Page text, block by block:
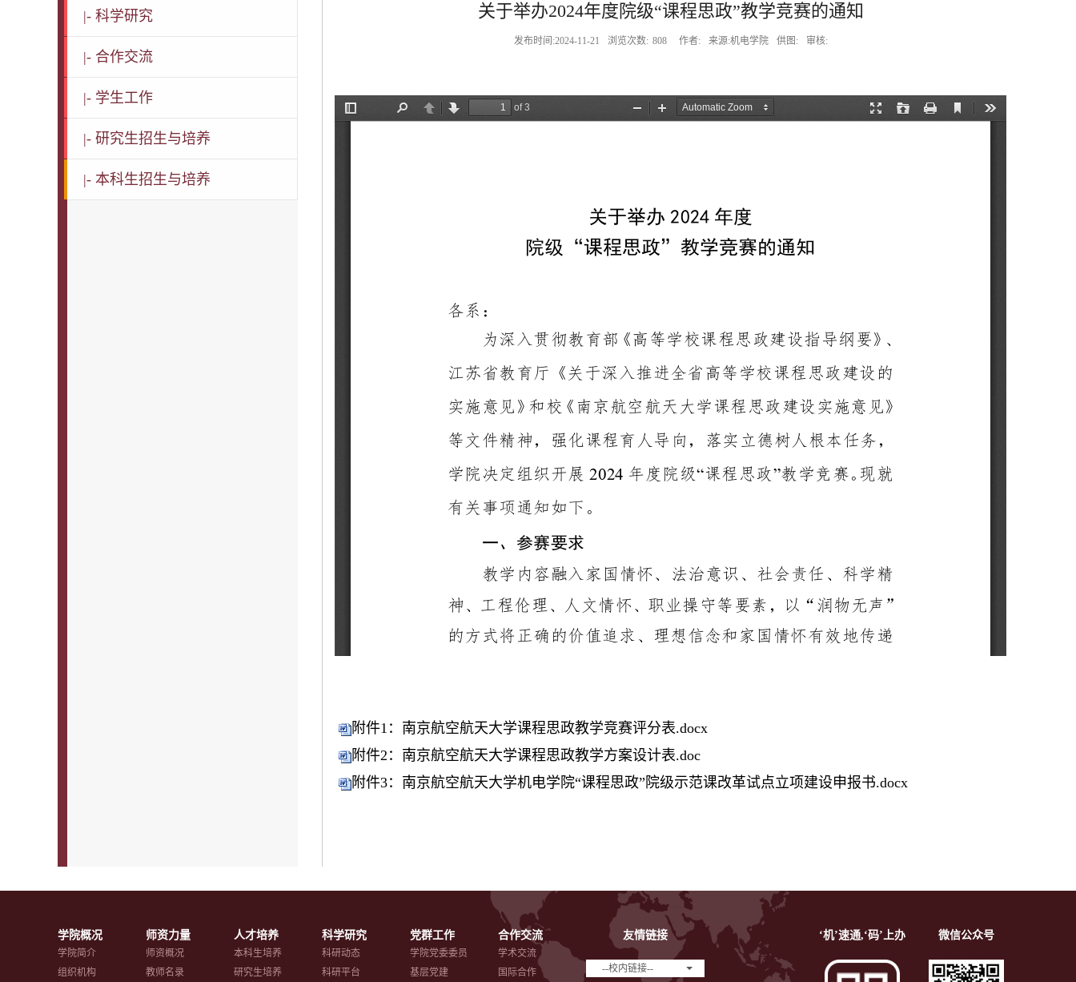
|- 科学研究
|- 合作交流
|- 学生工作
|- 研究生招生与培养
|- 本科生招生与培养
关于举办2024年度院级“课程思政”教学竞赛的通知
发布时间:2024-11-21 浏览次数: 808 作者: 来源:机电学院 供图: 审核:
附件1：南京航空航天大学课程思政教学竞赛评分表.docx
附件2：南京航空航天大学课程思政教学方案设计表.doc
附件3：南京航空航天大学机电学院“课程思政”院级示范课改革试点立项建设申报书.docx
学院概况
学院简介
组织机构
师资力量
师资概况
教师名录
人才培养
本科生培养
研究生培养
科学研究
科研动态
科研平台
党群工作
学院党委委员
基层党建
合作交流
学术交流
国际合作
友情链接
--校内链接--
微信公众号
‘机’速通,‘码’上办